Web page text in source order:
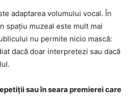
adaptarea volumului vocal. În
spațiu muzeal este mult mai
nu permite nicio mască:
dacă doar interpretezi sau dacă
sau în seara premierei care